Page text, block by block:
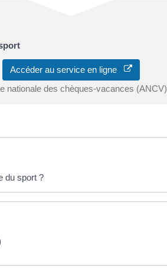
Accéder au service en ligne
nationale des chèques-vacances (ANCV)
du sport ?